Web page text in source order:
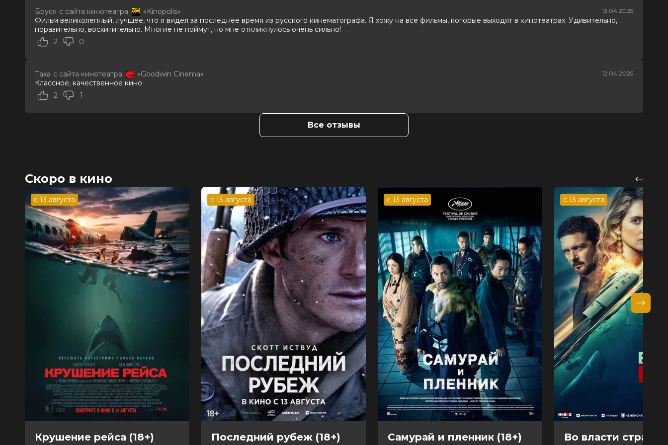
Слоган
—
Режиссер
Александр Войтинский
Актеры
Маша Кошина, Олег Чугунов, Виктор Хориняк, Зоя Бербер, Рома Зверь,
Жанр
драма, комедия
Длительность
1 ч 36 мин
В прокате
Бруся с сайта кинотеатра «Kinopolis» 13.04.2025
Фильм великолепный, лучшее, что я видел за последнее время из русского кинематографа. Я хожу на все фильмы, которые выходят в кинотеатрах. Удивительно,
поразительно, восхитительно. Многие не поймут, но мне откликнулось очень сильно!
2
0
Таха с сайта кинотеатра «Goodwin Cinema» 12.04.2025
Классное, качественное кино
2
1
Все отзывы
Скоро в кино
с 13 августа
Крушение рейса (18+)
с 13 августа
Последний рубеж (18+)
с 13 августа
Самурай и пленник (18+)
с 13 августа
Во власти страха